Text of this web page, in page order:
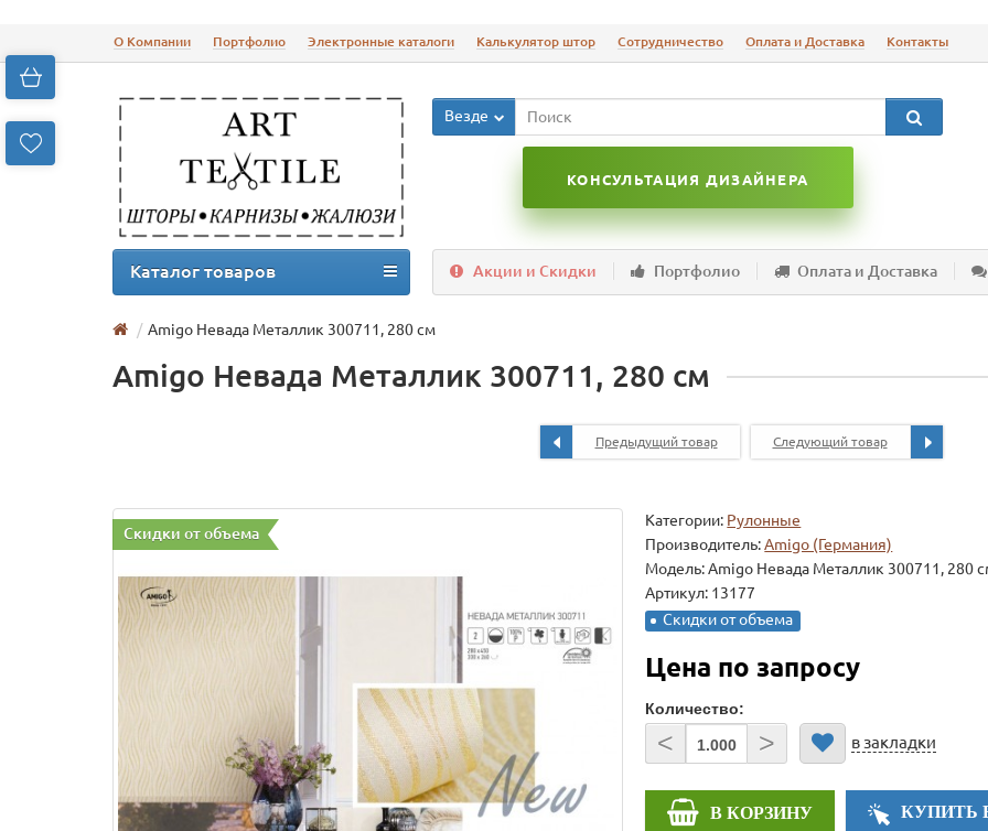
О Компании Портфолио Электронные каталоги Калькулятор штор Сотрудничество Оплата и Доставка Контакты
Везде
КОНСУЛЬТАЦИЯ ДИЗАЙНЕРА
Акции и Скидки Портфолио Оплата и Доставка
Каталог товаров
Amigo Невада Металлик 300711, 280 см
Amigo Невада Металлик 300711, 280 см
Предыдущий товар Следующий товар
Скидки от объема
Категории: Рулонные
Производитель:Amigo (Германия)
Модель:Amigo Невада Металлик 300711, 280
Артикул: 13177
Скидки от объема
Цена по запросу
Количество:
< > в закладки
В КОРЗИНУ КУПИТЬ